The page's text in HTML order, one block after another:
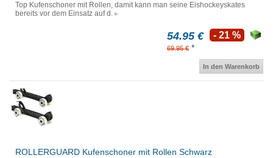
Top Kufenschoner mit Rollen, damit kann man seine Eishockeyskates
bereits vor dem Einsatz auf d.
54.95 €
69.95 € *
- 21 %
In den Warenkorb
ROLLERGUARD Kufenschoner mit Rollen Schwarz